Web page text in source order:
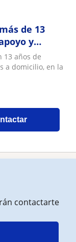
de 13
y
13 años de
a domicilio, en la
contactarte